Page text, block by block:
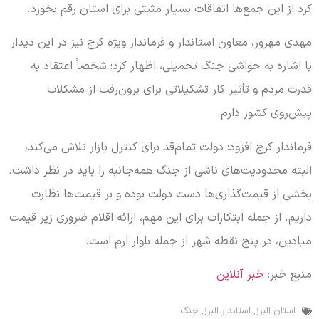
کرد از این جمع‌ها اتفاقات بسیار مثبتی برای استان رقم بخورد.
مهدی مهرور، معاون استاندار و فرماندار ویژه کرج نیز در این دیدار
با اشاره به حواشی جنگ تحمیلی، اظهار کرد: شخصاً اعتقاد به
قدرت مردم و تأثیر کار تشکیلاتی برای برون‌رفت از مشکلات
پیش‌روی کشور دارم.
فرماندار کرج افزود: دولت تمام‌قد برای کنترل بازار تلاش می‌کند،
البته محدودیت‌های ناشی از جنگ همه‌جانبه را باید در نظر داشت.
بخشی از قیمت‌گذاری‌ها دست دولت بوده و بر قیمت‌ها نظارت
داریم. از جمله ابتکارات برای این مهم، ارائه اقلام ضروری زیر قیمت
میادین، در پنج نقطه شهر از جمله بلوار ارم است.
منبع خبر: خبر آنلاین
استان البرز, استاندار البرز, جنگ